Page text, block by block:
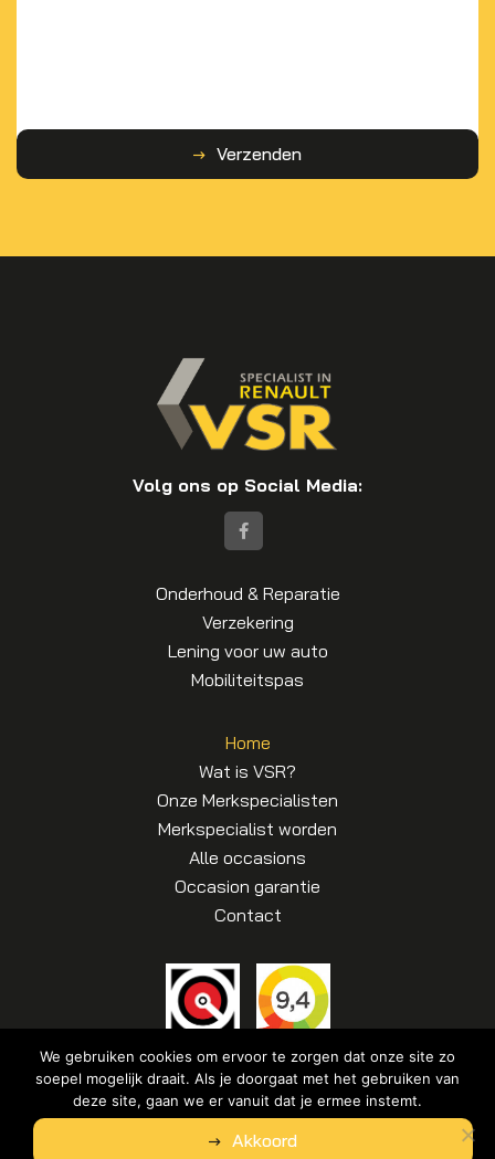
Verzenden
Volg ons op Social Media:
Onderhoud & Reparatie
Verzekering
Lening voor uw auto
Mobiliteitspas
Home
Wat is VSR?
Onze Merkspecialisten
Merkspecialist worden
Alle occasions
Occasion garantie
Contact
VSR – merkspecialist in Renault
Algemene
We gebruiken cookies om ervoor te zorgen dat onze site zo
soepel mogelijk draait. Als je doorgaat met het gebruiken van
deze site, gaan we er vanuit dat je ermee instemt.
Akkoord